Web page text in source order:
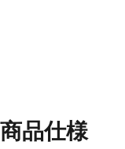
商品仕様